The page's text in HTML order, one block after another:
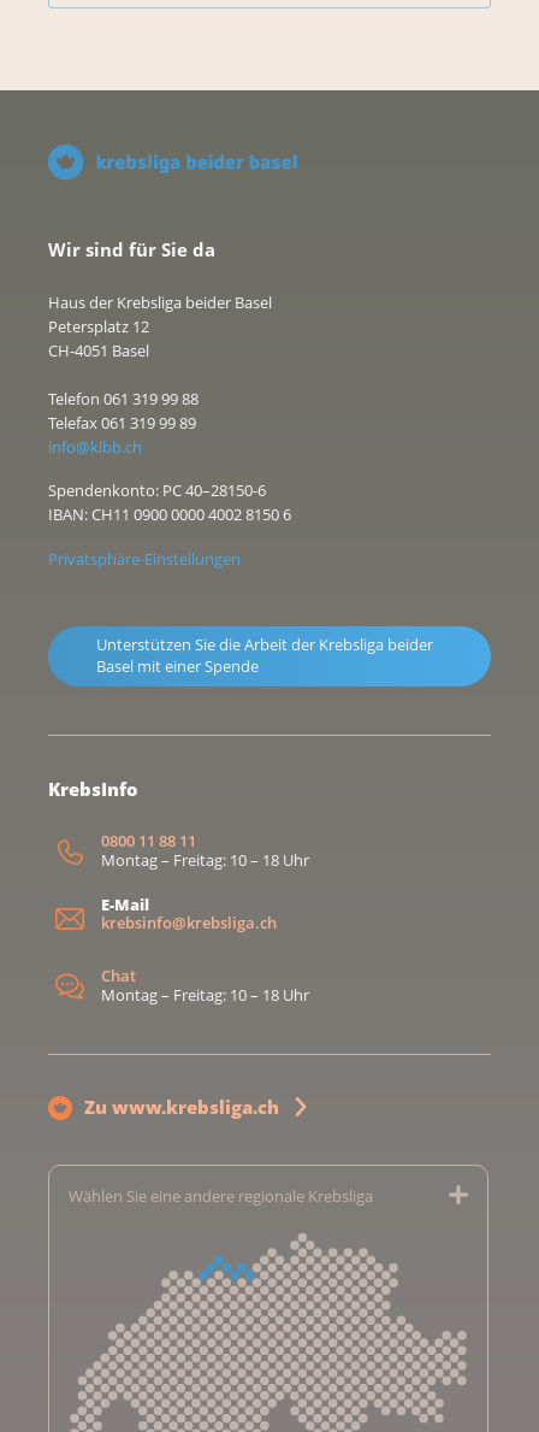
Wir sind für Sie da
Haus der Krebsliga beider Basel
Petersplatz 12
CH-4051 Basel
Telefon 061 319 99 88
Telefax 061 319 99 89
info@klbb.ch
Spendenkonto: PC 40–28150-6
IBAN: CH11 0900 0000 4002 8150 6
Privatsphäre-Einstellungen
Unterstützen Sie die Arbeit der Krebsliga beider
Basel mit einer Spende
KrebsInfo
0800 11 88 11
Montag – Freitag: 10 – 18 Uhr
E-Mail
krebsinfo@krebsliga.ch
Chat
Montag – Freitag: 10 – 18 Uhr
Zu www.krebsliga.ch
Wählen Sie eine andere regionale Krebsliga